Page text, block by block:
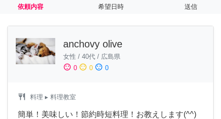
依頼内容 希望日時 送信
anchovy olive
女性 / 40代 / 広島県
sentiment_satisfied 0 sentiment_neutral 0 sentiment_dissatisfied 0
restaurant 料理 ▸ 料理教室
簡単！美味しい！節約時短料理！お教えします(^^)